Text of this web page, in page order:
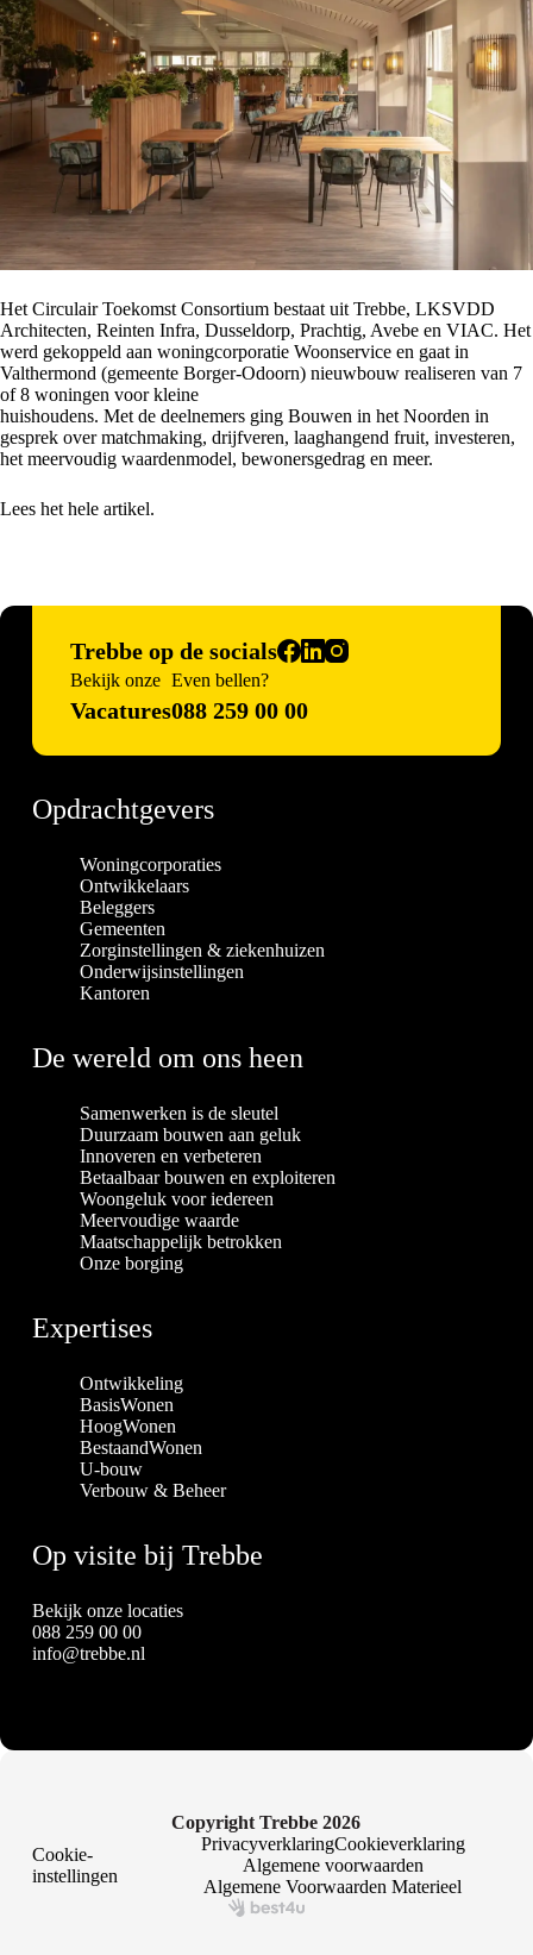
Het Circulair Toekomst Consortium bestaat uit Trebbe, LKSVDD
Architecten, Reinten Infra, Dusseldorp, Prachtig, Avebe en VIAC. Het
werd gekoppeld aan woningcorporatie Woonservice en gaat in
Valthermond (gemeente Borger-Odoorn) nieuwbouw realiseren van 7
of 8 woningen voor kleine
huishoudens. Met de deelnemers ging Bouwen in het Noorden in
gesprek over matchmaking, drijfveren, laaghangend fruit, investeren,
het meervoudig waardenmodel, bewonersgedrag en meer.
Lees het hele artikel.
Trebbe op de socials
Bekijk onze
Vacatures
Even bellen?
088 259 00 00
Opdrachtgevers
Woningcorporaties
Ontwikkelaars
Beleggers
Gemeenten
Zorginstellingen & ziekenhuizen
Onderwijsinstellingen
Kantoren
De wereld om ons heen
Samenwerken is de sleutel
Duurzaam bouwen aan geluk
Innoveren en verbeteren
Betaalbaar bouwen en exploiteren
Woongeluk voor iedereen
Meervoudige waarde
Maatschappelijk betrokken
Onze borging
Expertises
Ontwikkeling
BasisWonen
HoogWonen
BestaandWonen
U-bouw
Verbouw & Beheer
Op visite bij Trebbe
Bekijk onze locaties
088 259 00 00
info@trebbe.nl
Copyright Trebbe 2026
Cookie-
instellingen
PrivacyverklaringCookieverklaring
Algemene voorwaarden
Algemene Voorwaarden Materieel